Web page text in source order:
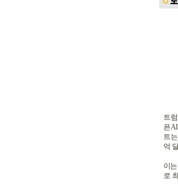
트
픈
트
억
이는
로